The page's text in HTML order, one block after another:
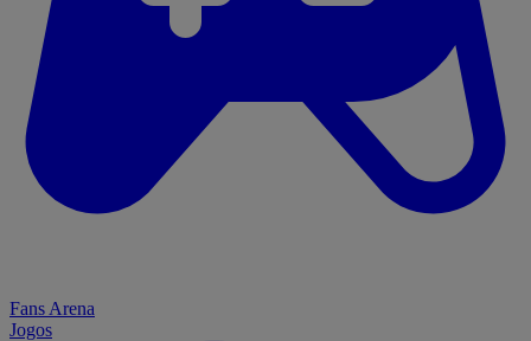
Fans Arena
Jogos